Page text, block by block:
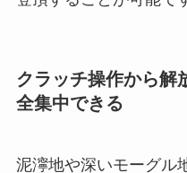
クラッチ操作から解
全集中できる
泥濘地や深いモーグル